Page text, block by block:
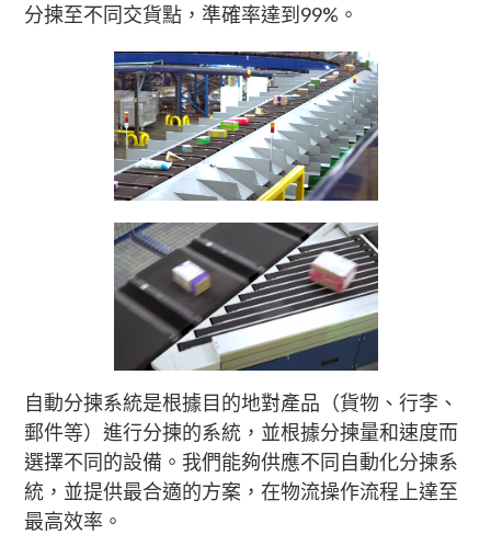
分揀至不同交貨點，準確率達到99%。
自動分揀系統是根據目的地對產品（貨物、行李、
郵件等）進行分揀的系統，並根據分揀量和速度而
選擇不同的設備。我們能夠供應不同自動化分揀系
統，並提供最合適的方案，在物流操作流程上達至
最高效率。